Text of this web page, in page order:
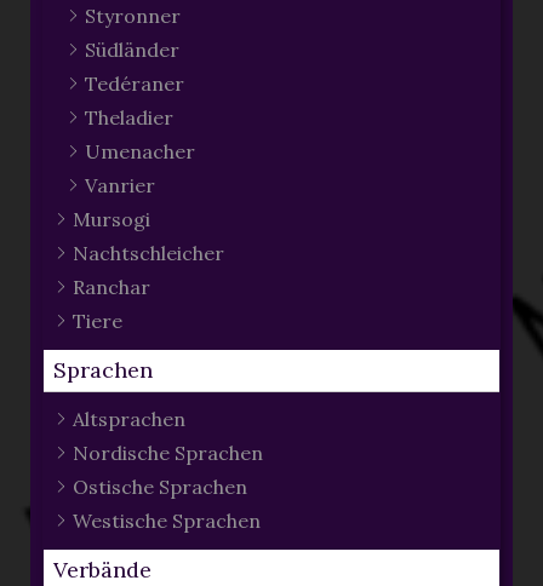
Styronner
Südländer
Tedéraner
Theladier
Umenacher
Vanrier
Mursogi
Nachtschleicher
Ranchar
Tiere
Sprachen
Altsprachen
Nordische Sprachen
Ostische Sprachen
Westische Sprachen
Verbände